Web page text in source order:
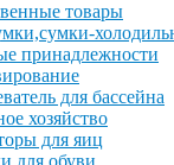
товары
принадлежности
для бассейна
хозяйство
для яиц
для обуви